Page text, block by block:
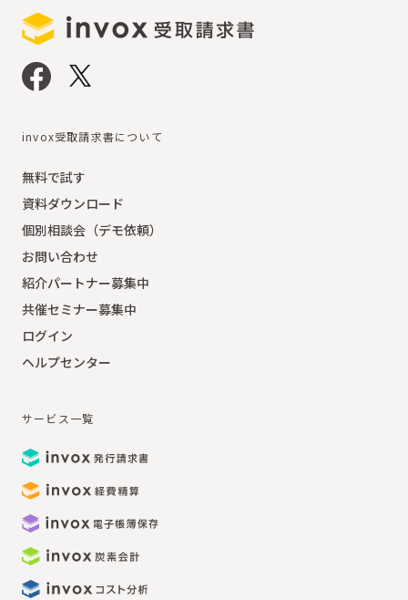
invox受取請求書について
無料で試す
資料ダウンロード
個別相談会（デモ依頼）
お問い合わせ
紹介パートナー募集中
共催セミナー募集中
ログイン
ヘルプセンター
サービス一覧